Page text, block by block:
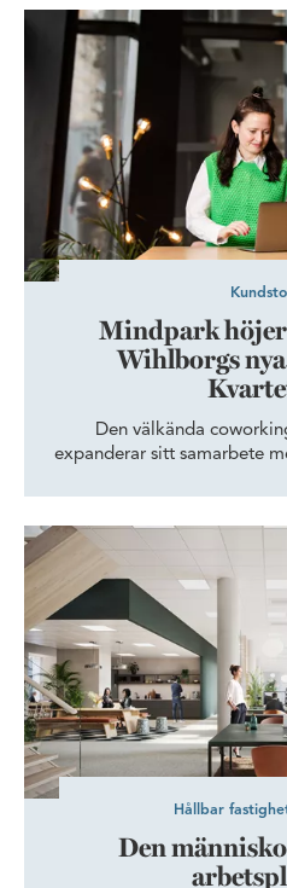
Wihlborgs nu fått två
och Space i Lund,
Mindpark höjer upplevelsen i
Mindpark höjer
Wihlborgs
Den välkända
expanderar sitt samarbete
positiv och rörlig
samtidigt vara med och
Andersson, Site
Den människocertifierade
Hållbar
Den